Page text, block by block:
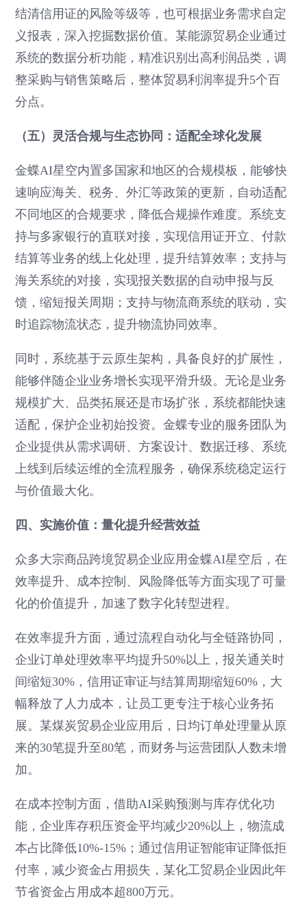
结清信用证的风险等级等，也可根据业务需求自定
义报表，深入挖掘数据价值。某能源贸易企业通过
系统的数据分析功能，精准识别出高利润品类，调
整采购与销售策略后，整体贸易利润率提升5个百
分点。
（五）灵活合规与生态协同：适配全球化发展
金蝶AI星空内置多国家和地区的合规模板，能够快
速响应海关、税务、外汇等政策的更新，自动适配
不同地区的合规要求，降低合规操作难度。系统支
持与多家银行的直联对接，实现信用证开立、付款
结算等业务的线上化处理，提升结算效率；支持与
海关系统的对接，实现报关数据的自动申报与反
馈，缩短报关周期；支持与物流商系统的联动，实
时追踪物流状态，提升物流协同效率。
同时，系统基于云原生架构，具备良好的扩展性，
能够伴随企业业务增长实现平滑升级。无论是业务
规模扩大、品类拓展还是市场扩张，系统都能快速
适配，保护企业初始投资。金蝶专业的服务团队为
企业提供从需求调研、方案设计、数据迁移、系统
上线到后续运维的全流程服务，确保系统稳定运行
与价值最大化。
四、实施价值：量化提升经营效益
众多大宗商品跨境贸易企业应用金蝶AI星空后，在
效率提升、成本控制、风险降低等方面实现了可量
化的价值提升，加速了数字化转型进程。
在效率提升方面，通过流程自动化与全链路协同，
企业订单处理效率平均提升50%以上，报关通关时
间缩短30%，信用证审证与结算周期缩短60%，大
幅释放了人力成本，让员工更专注于核心业务拓
展。某煤炭贸易企业应用后，日均订单处理量从原
来的30笔提升至80笔，而财务与运营团队人数未增
加。
在成本控制方面，借助AI采购预测与库存优化功
能，企业库存积压资金平均减少20%以上，物流成
本占比降低10%-15%；通过信用证智能审证降低拒
付率，减少资金占用损失，某化工贸易企业因此年
节省资金占用成本超800万元。